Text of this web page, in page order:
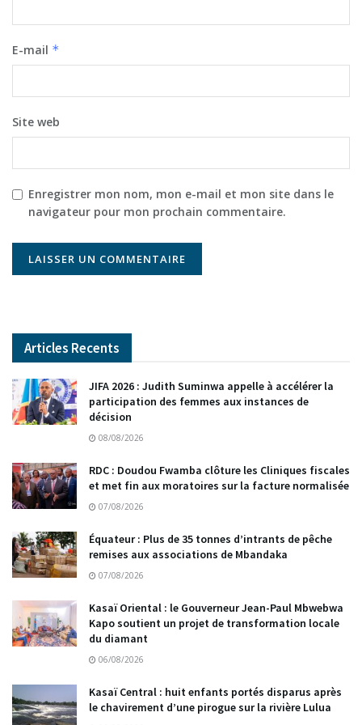
E-mail *
Site web
Enregistrer mon nom, mon e-mail et mon site dans le
navigateur pour mon prochain commentaire.
Articles Recents
JIFA 2026 : Judith Suminwa appelle à accélérer la
participation des femmes aux instances de
décision
08/08/2026
RDC : Doudou Fwamba clôture les Cliniques fiscales
et met fin aux moratoires sur la facture normalisée
07/08/2026
Équateur : Plus de 35 tonnes d’intrants de pêche
remises aux associations de Mbandaka
07/08/2026
Kasaï Oriental : le Gouverneur Jean-Paul Mbwebwa
Kapo soutient un projet de transformation locale
du diamant
06/08/2026
Kasaï Central : huit enfants portés disparus après
le chavirement d’une pirogue sur la rivière Lulua